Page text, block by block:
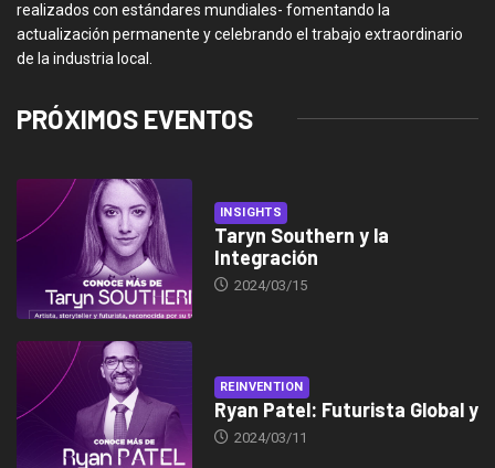
realizados con estándares mundiales- fomentando la
actualización permanente y celebrando el trabajo extraordinario
de la industria local.
PRÓXIMOS EVENTOS
INSIGHTS
Taryn Southern y la
Integración
2024/03/15
REINVENTION
Ryan Patel: Futurista Global y
2024/03/11